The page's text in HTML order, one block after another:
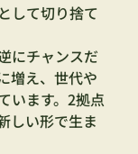
して切り捨て
にチャンスだ
増え、世代や
います。2拠点
しい形で生ま